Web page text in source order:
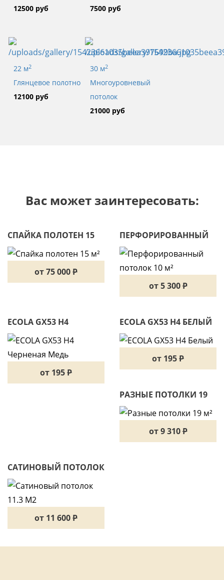
12500 руб
7500 руб
22 м2
Глянцевое полотно
12100 руб
30 м2
Многоуровневый
потолок
21000 руб
Вас может заинтересовать:
СПАЙКА ПОЛОТЕН 15
М²
от 75 000P
ПЕРФОРИРОВАННЫЙ
ПОТОЛОК 10 М²
от 5 300P
ECOLA GX53 H4
ЧЕРНЕНАЯ МЕДЬ
от 195P
ECOLA GX53 H4 БЕЛЫЙ
от 195P
РАЗНЫЕ ПОТОЛКИ 19
М²
от 9 310P
САТИНОВЫЙ ПОТОЛОК
11.3 М2
от 11 600P